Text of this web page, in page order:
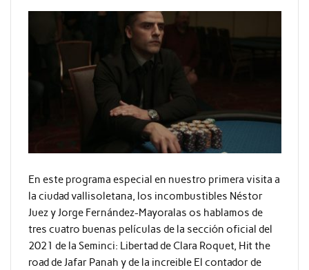
En este programa especial en nuestro primera visita a
la ciudad vallisoletana, los incombustibles Néstor
Juez y Jorge Fernández-Mayoralas os hablamos de
tres cuatro buenas películas de la sección oficial del
2021 de la Seminci: Libertad de Clara Roquet, Hit the
road de Jafar Panah y de la increible El contador de